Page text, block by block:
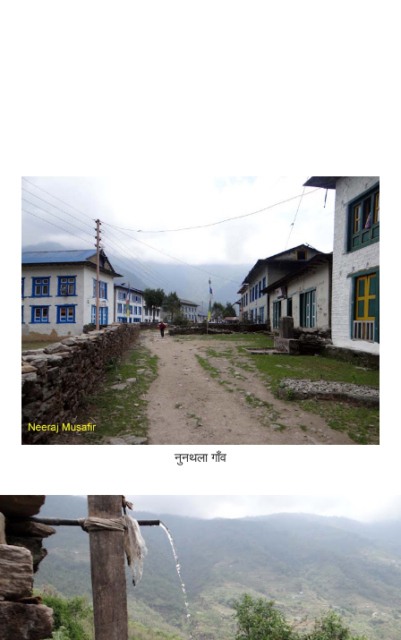
नुनथला गाँव